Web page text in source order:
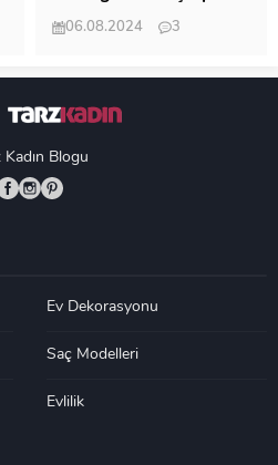
Dedi Birisi
06.08.2024
3
Kadın Blogu
Ev Dekorasyonu
Saç Modelleri
Evlilik